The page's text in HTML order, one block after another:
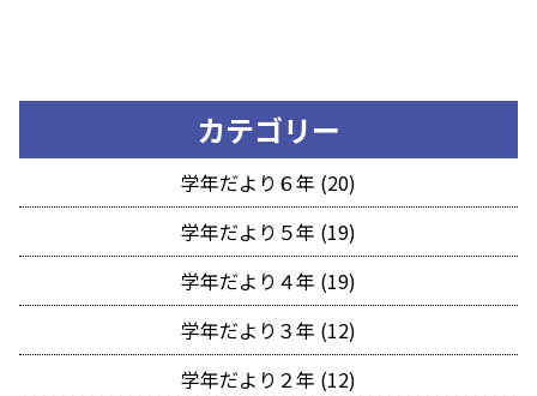
カテゴリー
学年だより６年 (20)
学年だより５年 (19)
学年だより４年 (19)
学年だより３年 (12)
学年だより２年 (12)